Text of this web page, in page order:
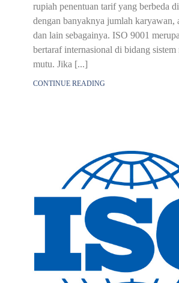
rupiah penentuan tarif yang berbeda
dengan banyaknya jumlah karyawan,
dan lain sebagainya. ISO 9001
bertaraf internasional di bidang sistem
mutu. Jika [...]
CONTINUE READING